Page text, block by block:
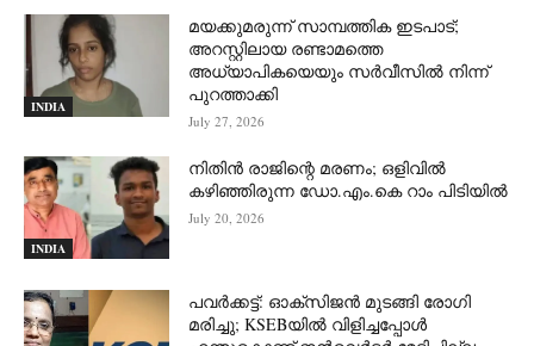
INDIA
മയക്കുമരുന്ന് സാമ്പത്തിക ഇടപാട്;
അറസ്റ്റിലായ രണ്ടാമത്തെ
അധ്യാപികയെയും സർവീസിൽ നിന്ന്
പുറത്താക്കി
July 27, 2026
INDIA
നിതിൻ രാജിന്റെ മരണം; ഒളിവിൽ
കഴിഞ്ഞിരുന്ന ഡോ.എം.കെ റാം പിടിയിൽ
July 20, 2026
പവർക്കട്ട്: ഓക്‌സിജൻ മുടങ്ങി രോഗി
മരിച്ചു; KSEBയിൽ വിളിച്ചപ്പോൾ